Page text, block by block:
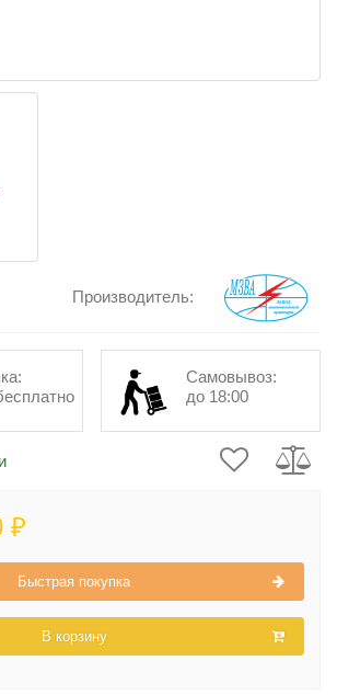
Производитель:
Самовывоз:
до 18:00
₽
Быстрая покупка
В корзину